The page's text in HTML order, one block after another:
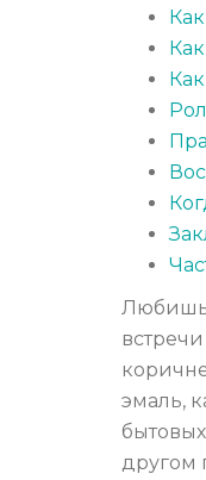
Любишь
эмаль,
другом